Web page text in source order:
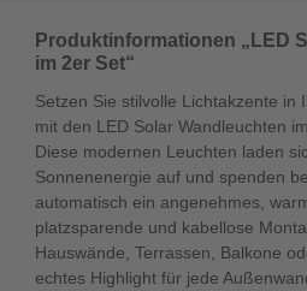
Produktinformationen „LED
im 2er Set“
Setzen Sie stilvolle Lichtakzente in
mit den LED Solar Wandleuchten
Diese modernen Leuchten laden
Sonnenenergie auf und spenden
automatisch ein angenehmes,
platzsparende und kabellose
Hauswände, Terrassen, Balkone
echtes Highlight für jede